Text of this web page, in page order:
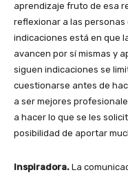
aprendizaje fruto de esa
reflexionar a las
indicaciones está en que
avancen por sí mismas y
siguen indicaciones se
cuestionarse antes de
a ser mejores
a hacer lo que se les
posibilidad de aportar
Inspiradora. La